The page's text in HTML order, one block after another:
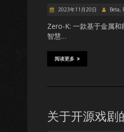
2023年11月20日 Beta,
Zero-K: 一款基于金属
智慧…
阅读更多
关于开源戏剧